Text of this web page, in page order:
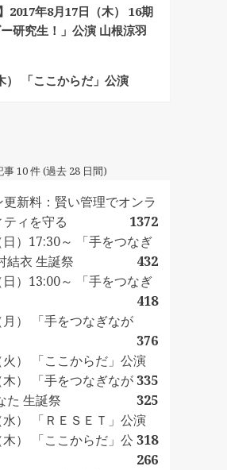
2017年8月17日（木） 16期
研究生！」公演 山根涼羽
） 「ここからだ」公演
10 件 (過去 28 日間)
新料：賢い管理でオンラ
ィを守る
1372
）17:30～ 「手をつなぎ
結衣 生誕祭
432
）13:00～ 「手をつなぎ
418
） 「手をつなぎなが
376
） 「ここからだ」公演
335
） 「手をつなぎなが
た 生誕祭
325
） 「ＲＥＳＥＴ」公演
318
） 「ここからだ」公
266